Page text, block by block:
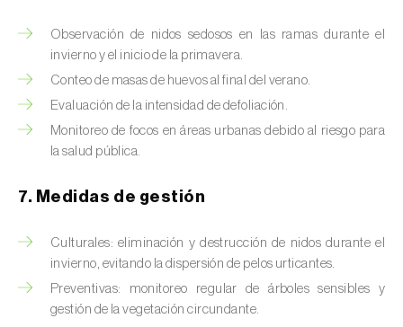
Chinche del tomate ( Nesidiocoris tenuis
Chinche europea de las semillas
(
Metopoplax ditomoides)
Chinche harinosa de la vid (
Chinche marrón marmolada (
Chinche roja (Pyrrhocoris apterus)
Chinche verde (Nezara viridula
Observación de nidos sedosos en las ramas durante el
invierno y el inicio de la primavera.
Conteo de masas de huevos al final del verano.
Evaluación de la intensidad de defoliación.
Monitoreo de focos en áreas urbanas debido al riesgo para
la salud pública.
7. Medidas de gestión
Culturales: eliminación y destrucción de nidos durante el
invierno, evitando la dispersión de pelos urticantes.
Preventivas: monitoreo regular de árboles sensibles y
gestión de la vegetación circundante.